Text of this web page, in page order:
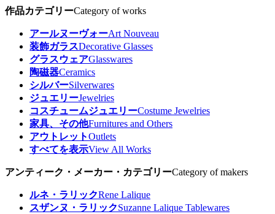
作品カテゴリーCategory of works
アールヌーヴォーArt Nouveau
装飾ガラスDecorative Glasses
グラスウェアGlasswares
陶磁器Ceramics
シルバーSilverwares
ジュエリーJewelries
コスチュームジュエリーCostume Jewelries
家具、その他Furnitures and Others
アウトレットOutlets
すべてを表示View All Works
アンティーク・メーカー・カテゴリーCategory of makers
ルネ・ラリックRene Lalique
スザンヌ・ラリックSuzanne Lalique Tablewares